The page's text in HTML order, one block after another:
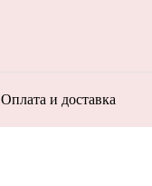
Оплата и доставка